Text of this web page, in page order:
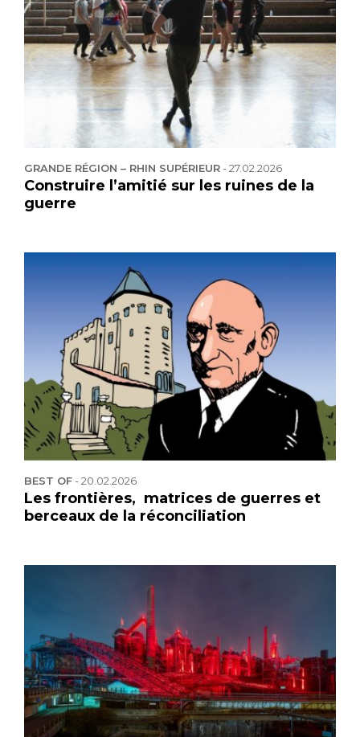
GRANDE RÉGION – RHIN SUPÉRIEUR-27.02.2026
Construire l’amitié sur les ruines de la
guerre
BEST OF-20.02.2026
Les frontières, matrices de guerres et
berceaux de la réconciliation